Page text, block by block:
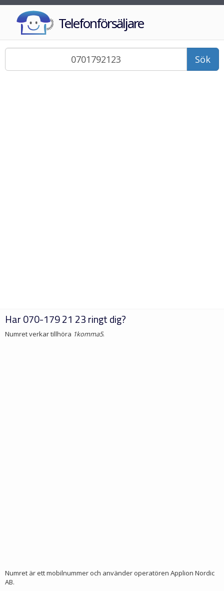
Telefonförsäljare
Sök
Har070-179 21 23ringt dig?
Numret verkar tillhöra 1komma5.
Numret är ett mobilnummer och använder operatören Applion Nordic
AB.